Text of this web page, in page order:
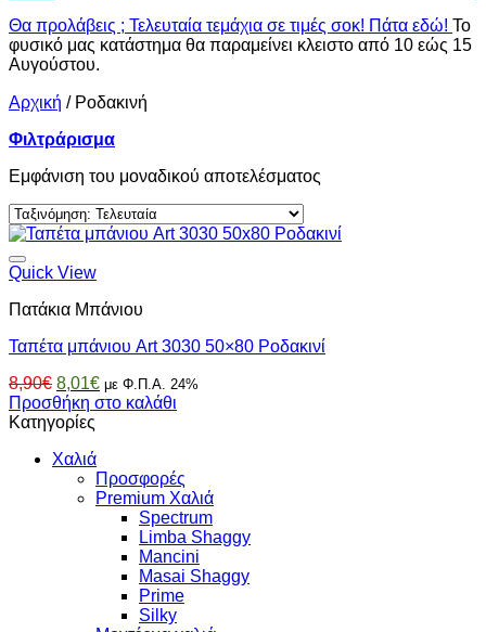
Θα προλάβεις ; Τελευταία τεμάχια σε τιμές σοκ! Πάτα εδώ! Το
φυσικό μας κατάστημα θα παραμείνει κλειστο από 10 εώς 15
Αυγούστου.
Αρχική / Ροδακινή
Φιλτράρισμα
Εμφάνιση του μοναδικού αποτελέσματος
Quick View
Πατάκια Μπάνιου
Ταπέτα μπάνιου Art 3030 50×80 Ροδακινί
8,90€ Original
price
was:
8,01€Η
τρέχουσα
με Φ.Π.Α. 24%
Προσθήκη στο καλάθι
Κατηγορίες
Χαλιά
Προσφορές
Premium Χαλιά
Spectrum
Limba Shaggy
Mancini
Masai Shaggy
Prime
Silky